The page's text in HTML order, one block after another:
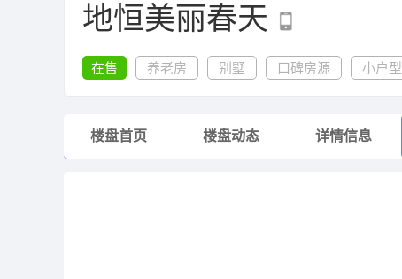
地恒美丽春天
在售 养老房 别墅 口碑房源 小户型
楼盘首页 楼盘动态 详情信息